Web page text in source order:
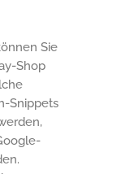
Sie
Shop
Snippets